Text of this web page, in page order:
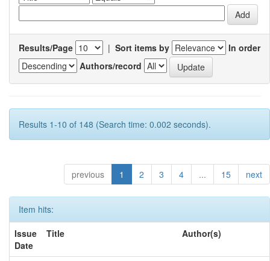
Results/Page | Sort items by
In order
Authors/record
Results 1-10 of 148 (Search time: 0.002 seconds).
previous 1 2 3 4 ... 15 next
Item hits:
Issue
Date
Title Author(s)